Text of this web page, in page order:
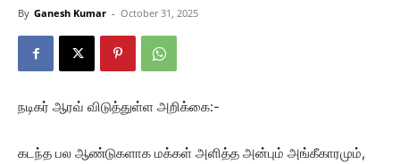
By Ganesh Kumar - October 31, 2025
நடிகர் ஆரவ் விடுத்துள்ள அறிக்கை:-
கடந்த பல ஆண்டுகளாக மக்கள் அளித்த அன்பும் அங்கீகாரமும்,